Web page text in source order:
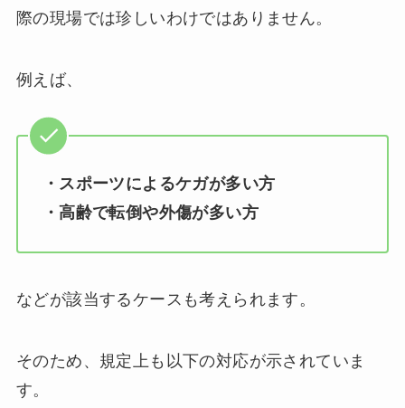
際の現場では珍しいわけではありません。
例えば、
・スポーツによるケガが多い方
・高齢で転倒や外傷が多い方
などが該当するケースも考えられます。
そのため、規定上も以下の対応が示されていま
す。